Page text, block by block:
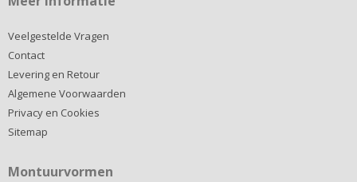
Veelgestelde Vragen
Contact
Levering en Retour
Algemene Voorwaarden
Privacy en Cookies
Sitemap
Montuurvormen